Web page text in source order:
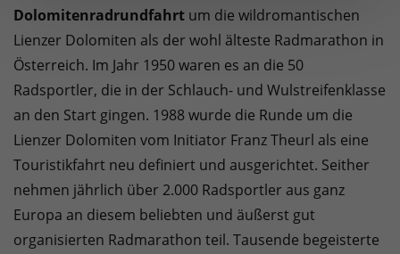
Dolomitenradrundfahrt um die wildromantischen
Lienzer Dolomiten als der wohl älteste Radmarathon in
Österreich. Im Jahr 1950 waren es an die 50
Radsportler, die in der Schlauch- und Wulstreifenklasse
an den Start gingen. 1988 wurde die Runde um die
Lienzer Dolomiten vom Initiator Franz Theurl als eine
Touristikfahrt neu definiert und ausgerichtet. Seither
nehmen jährlich über 2.000 Radsportler aus ganz
Europa an diesem beliebten und äußerst gut
organisierten Radmarathon teil. Tausende begeisterte